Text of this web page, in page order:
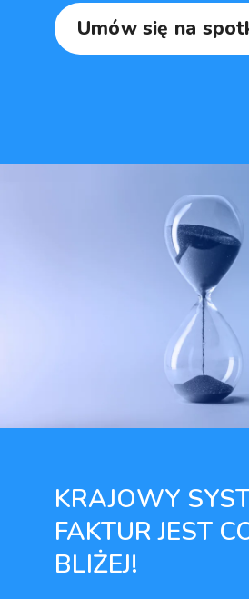
Umów się na
KRAJOWY
FAKTUR JEST
BLIŻEJ!